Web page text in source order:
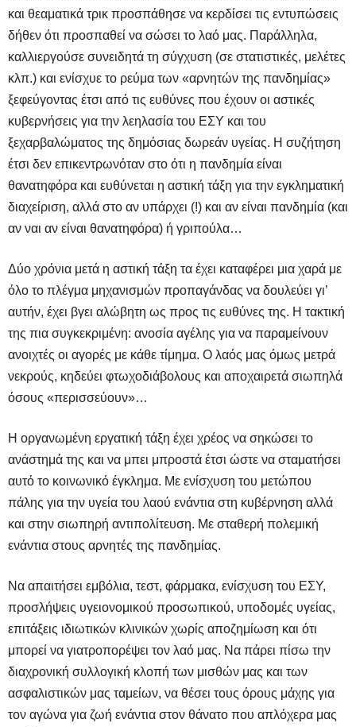
και θεαματικά τρικ προσπάθησε να κερδίσει τις εντυπώσεις
δήθεν ότι προσπαθεί να σώσει το λαό μας. Παράλληλα,
καλλιεργούσε συνειδητά τη σύγχυση (σε στατιστικές, μελέτες
κλπ.) και ενίσχυε το ρεύμα των «αρνητών της πανδημίας»
ξεφεύγοντας έτσι από τις ευθύνες που έχουν οι αστικές
κυβερνήσεις για την λεηλασία του ΕΣΥ και του
ξεχαρβαλώματος της δημόσιας δωρεάν υγείας. Η συζήτηση
έτσι δεν επικεντρωνόταν στο ότι η πανδημία είναι
θανατηφόρα και ευθύνεται η αστική τάξη για την εγκληματική
διαχείριση, αλλά στο αν υπάρχει (!) και αν είναι πανδημία (και
αν ναι αν είναι θανατηφόρα) ή γριπούλα…
Δύο χρόνια μετά η αστική τάξη τα έχει καταφέρει μια χαρά με
όλο το πλέγμα μηχανισμών προπαγάνδας να δουλεύει γι’
αυτήν, έχει βγει αλώβητη ως προς τις ευθύνες της. Η τακτική
της πια συγκεκριμένη: ανοσία αγέλης για να παραμείνουν
ανοιχτές οι αγορές με κάθε τίμημα. Ο λαός μας όμως μετρά
νεκρούς, κηδεύει φτωχοδιάβολους και αποχαιρετά σιωπηλά
όσους «περισσεύουν»…
Η οργανωμένη εργατική τάξη έχει χρέος να σηκώσει το
ανάστημά της και να μπει μπροστά έτσι ώστε να σταματήσει
αυτό το κοινωνικό έγκλημα. Με ενίσχυση του μετώπου
πάλης για την υγεία του λαού ενάντια στη κυβέρνηση αλλά
και στην σιωπηρή αντιπολίτευση. Με σταθερή πολεμική
ενάντια στους αρνητές της πανδημίας.
Να απαιτήσει εμβόλια, τεστ, φάρμακα, ενίσχυση του ΕΣΥ,
προσλήψεις υγειονομικού προσωπικού, υποδομές υγείας,
επιτάξεις ιδιωτικών κλινικών χωρίς αποζημίωση και ότι
μπορεί να γιατροπορέψει τον λαό μας. Να πάρει πίσω την
διαχρονική συλλογική κλοπή των μισθών μας και των
ασφαλιστικών μας ταμείων, να θέσει τους όρους μάχης για
τον αγώνα για ζωή ενάντια στον θάνατο που απλόχερα μας